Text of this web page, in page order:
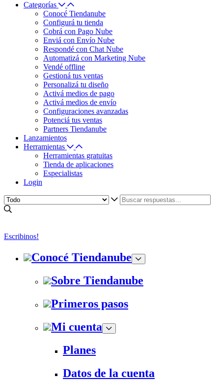
Categorías
Conocé Tiendanube
Configurá tu tienda
Cobrá con Pago Nube
Enviá con Envío Nube
Respondé con Chat Nube
Automatizá con Marketing Nube
Vendé offline
Gestioná tus ventas
Personalizá tu diseño
Activá medios de pago
Activá medios de envío
Configuraciones avanzadas
Potenciá tus ventas
Partners Tiendanube
Lanzamientos
Herramientas
Herramientas gratuitas
Tienda de aplicaciones
Especialistas
Login
Escribinos!
Conocé Tiendanube
Sobre Tiendanube
Primeros pasos
Mi cuenta
Planes
Datos de la cuenta